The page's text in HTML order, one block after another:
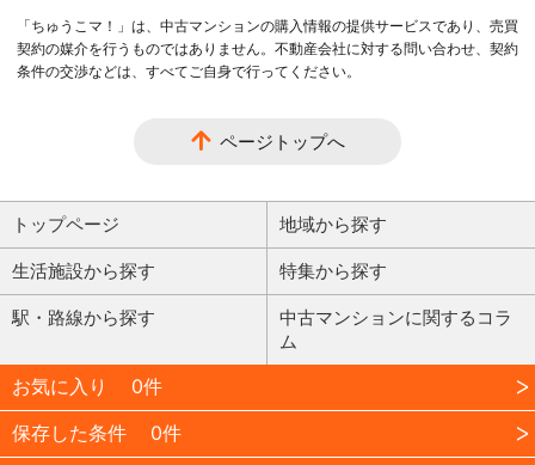
「ちゅうこマ！」は、中古マンションの購入情報の提供サービスであり、売買
契約の媒介を行うものではありません。不動産会社に対する問い合わせ、契約
条件の交渉などは、すべてご自身で行ってください。
ページトップへ
トップページ 地域から探す
生活施設から探す 特集から探す
駅・路線から探す
中古マンションに関するコラ
ム
お気に入り
0件
保存した条件
0件